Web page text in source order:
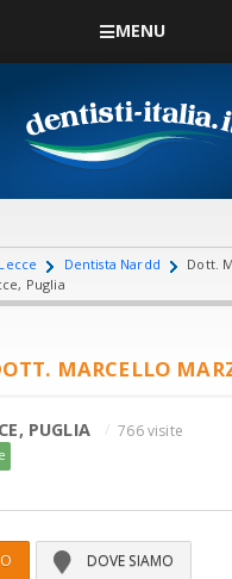
MENU
Dentista Nardd
Dott.
Puglia
MARCELLO
PUGLIA 766 visite
DOVE SIAMO